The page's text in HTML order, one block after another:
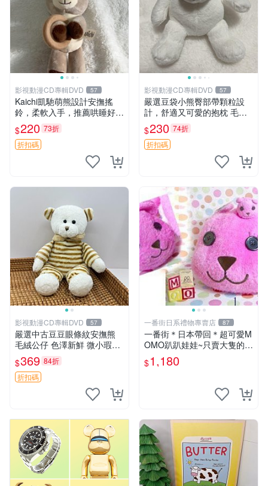
影視動漫CD專輯DVD 57
Kaichi凱馳萌熊設計安撫搖
鈴，柔軟入手，推薦哄睡好選
擇 熊公仔 安撫玩具 喂食環
$220 73折
折扣碼
影視動漫CD專輯DVD 57
嚴選豆袋小熊臀部帶顆粒設
計，舒適又可愛的抱枕 毛絨
抱枕、臀部按摩、坐墊
$230 74折
折扣碼
影視動漫CD專輯DVD 57
嚴選中古豆豆眼條紋安撫熊
毛絨公仔 色澤新鮮 微小瑕疵
可收藏 中古 安撫熊 條紋公仔
$369 84折
折扣碼
一番街日系禮物專賣店 87
一番街＊日本帶回＊超可愛M
OMO趴趴娃娃~只賣大隻的1
號~單隻價～生日禮物
$1,180